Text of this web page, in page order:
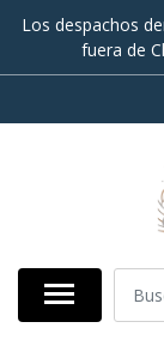
Los despachos
fuera de